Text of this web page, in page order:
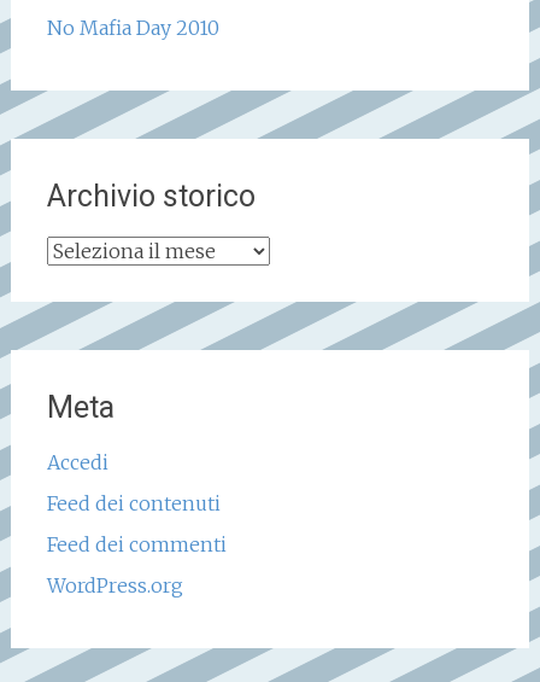
No Mafia Day 2010
Archivio storico
Archivio
Meta
Accedi
Feed dei contenuti
Feed dei commenti
WordPress.org